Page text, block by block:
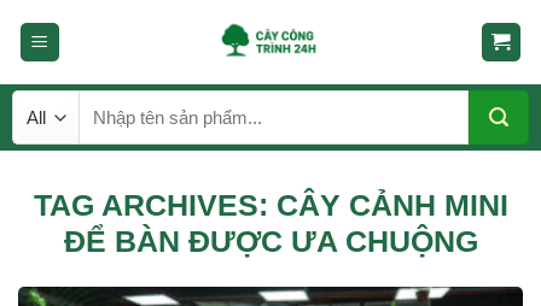
kiếm:
TAG ARCHIVES: CÂY CẢNH MINI
ĐỂ BÀN ĐƯỢC ƯA CHUỘNG